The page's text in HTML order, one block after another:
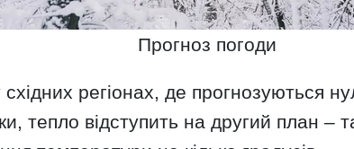
Прогноз погоди
східних регіонах, де прогнозуються
тепло відступить на другий план –